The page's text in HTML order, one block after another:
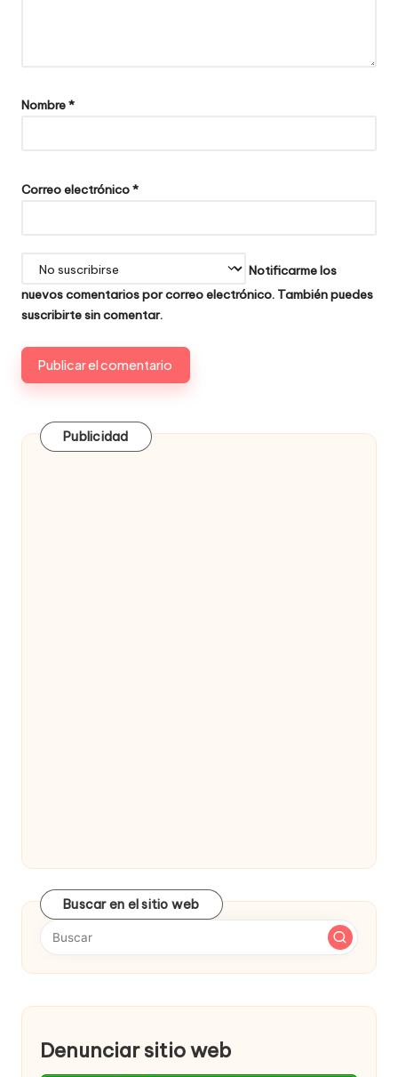
Nombre*
Correo electrónico*
Notificarme los
nuevos comentarios por correo electrónico. También puedes
suscribirtesin comentar.
Publicidad
Buscar en el sitio web
Denunciar sitio web